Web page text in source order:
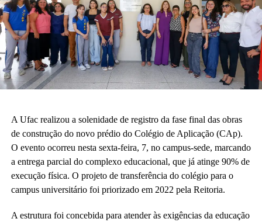
A Ufac realizou a solenidade de registro da fase final das obras
de construção do novo prédio do Colégio de Aplicação (CAp).
O evento ocorreu nesta sexta-feira, 7, no campus-sede, marcando
a entrega parcial do complexo educacional, que já atinge 90% de
execução física. O projeto de transferência do colégio para o
campus universitário foi priorizado em 2022 pela Reitoria.
A estrutura foi concebida para atender às exigências da educação